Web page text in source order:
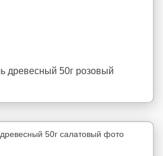
древесный 50г розовый